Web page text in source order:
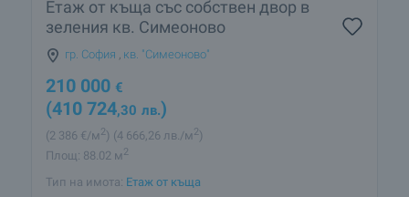
Етаж от къща със собствен двор в
зеления кв. Симеоново
гр. София , кв. "Симеоново"
210 000 €
(410 724,30 лв.)
(2 386 €/м 2) (4 666,26 лв./м 2)
Площ: 88.02 м 2
Тип на имота: Етаж от къща